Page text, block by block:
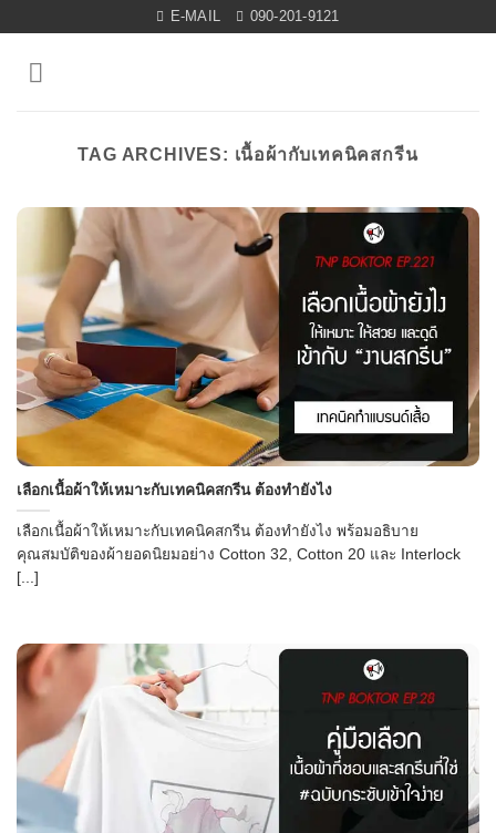
content
E-MAIL 090-201-9121
TAG ARCHIVES: เนื้อผ้ากับเทคนิคสกรีน
เลือกเนื้อผ้าให้เหมาะกับเทคนิคสกรีน ต้องทำยังไง
เลือกเนื้อผ้าให้เหมาะกับเทคนิคสกรีน ต้องทำยังไง พร้อมอธิบาย
คุณสมบัติของผ้ายอดนิยมอย่าง Cotton 32, Cotton 20 และ Interlock
[...]